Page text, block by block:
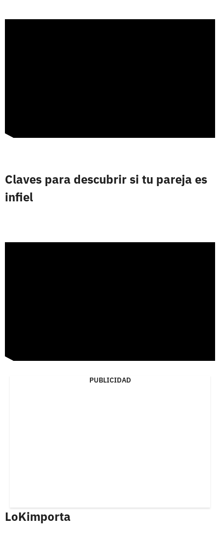
Claves para descubrir si tu pareja es
infiel
PUBLICIDAD
LoKimporta